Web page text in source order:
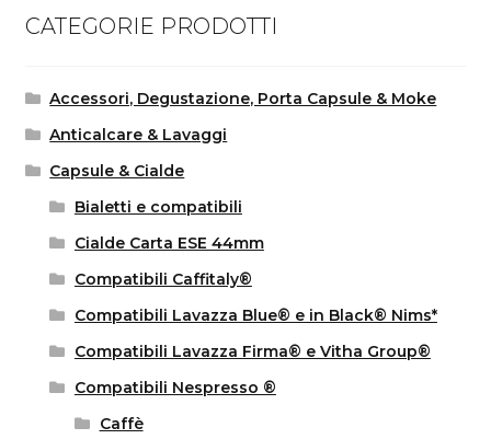
CATEGORIE PRODOTTI
Accessori, Degustazione, Porta Capsule & Moke
Anticalcare & Lavaggi
Capsule & Cialde
Bialetti e compatibili
Cialde Carta ESE 44mm
Compatibili Caffitaly®
Compatibili Lavazza Blue® e in Black® Nims*
Compatibili Lavazza Firma® e Vitha Group®
Compatibili Nespresso ®
Caffè